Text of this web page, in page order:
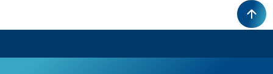
2 VÝSLEDKY